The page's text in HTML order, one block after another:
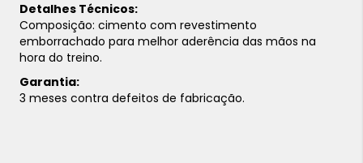
Detalhes Técnicos:
Composição: cimento com revestimento
emborrachado para melhor aderência das mãos na
hora do treino.
Garantia:
3 meses contra defeitos de fabricação.